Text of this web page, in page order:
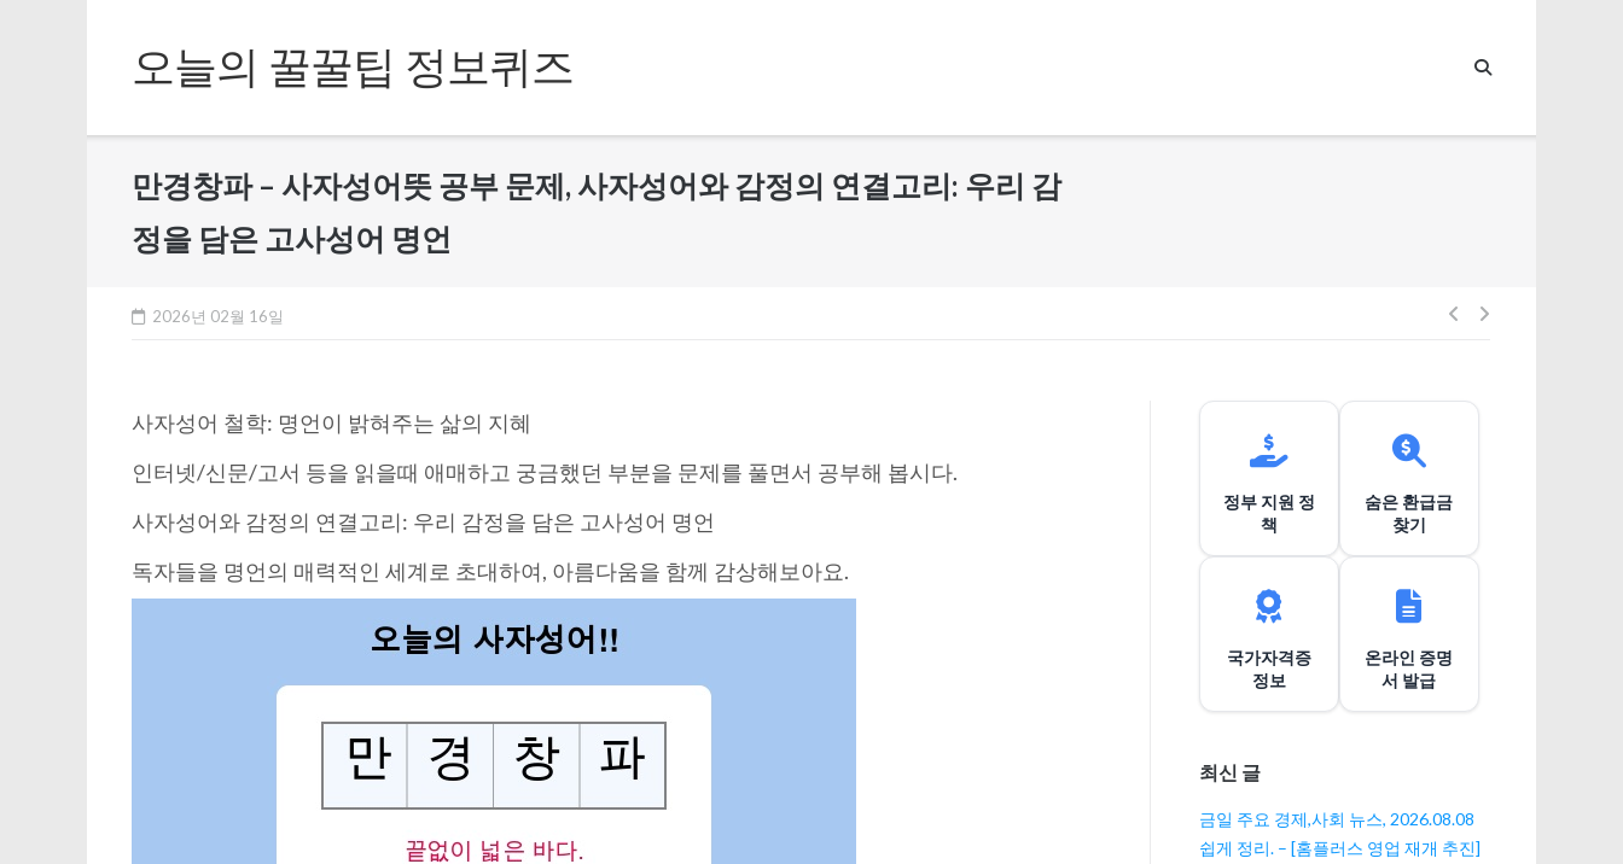
content오늘의 꿀꿀팁 정보퀴즈
만경창파 – 사자성어뜻 공부 문제, 사자성어와 감정의 연결고리: 우리 감
정을 담은 고사성어 명언
2026년 02월 16일
글
게
이
사자성어 철학: 명언이 밝혀주는 삶의 지혜
인터넷/신문/고서 등을 읽을때 애매하고 궁금했던 부분을 문제를 풀면서 공부해 봅시다.
사자성어와 감정의 연결고리: 우리 감정을 담은 고사성어 명언
독자들을 명언의 매력적인 세계로 초대하여, 아름다움을 함께 감상해보아요.
정부 지원 정
책
숨은 환급금
찾기
국가자격증
정보
온라인 증명
서 발급
최신 글
금일 주요 경제,사회 뉴스, 2026.08.08
쉽게 정리. – [홈플러스 영업 재개 추진]